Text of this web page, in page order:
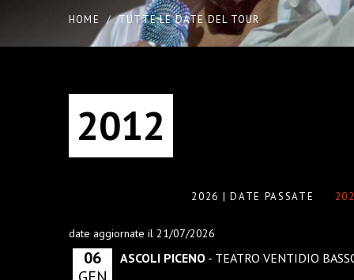
HOME / TUTTE LE DATE DEL TOUR
2012
2026 | DATE PASSATE
date aggiornate il 21/07/2026
06
ASCOLI PICENO - TEATRO VENTIDIO